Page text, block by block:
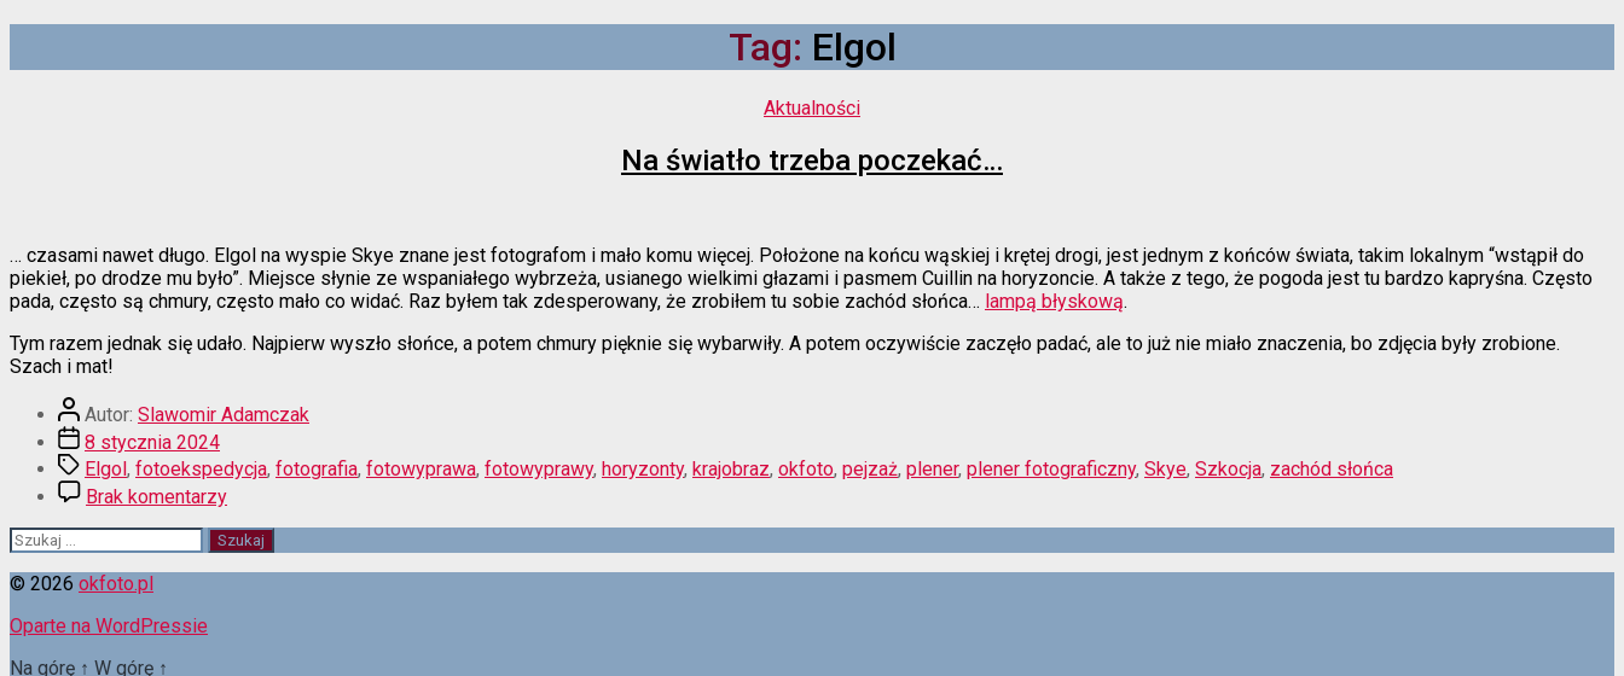
Tag: Elgol
Kategorie
Aktualności
Na światło trzeba poczekać…
… czasami nawet długo. Elgol na wyspie Skye znane jest fotografom i mało komu więcej. Położone na końcu wąskiej i krętej drogi, jest jednym z końców świata, takim lokalnym “wstąpił do
piekieł, po drodze mu było”. Miejsce słynie ze wspaniałego wybrzeża, usianego wielkimi głazami i pasmem Cuillin na horyzoncie. A także z tego, że pogoda jest tu bardzo kapryśna. Często
pada, często są chmury, często mało co widać. Raz byłem tak zdesperowany, że zrobiłem tu sobie zachód słońca… lampą błyskową.
Tym razem jednak się udało. Najpierw wyszło słońce, a potem chmury pięknie się wybarwiły. A potem oczywiście zaczęło padać, ale to już nie miało znaczenia, bo zdjęcia były zrobione.
Szach i mat!
Autor
wpisu
Autor: Slawomir Adamczak
Data
wpisu
8 stycznia 2024
TagiElgol, fotoekspedycja, fotografia, fotowyprawa, fotowyprawy, horyzonty, krajobraz, okfoto, pejzaż, plener, plener fotograficzny, Skye, Szkocja, zachód słońca
Brak komentarzydo
Na
światło
trzeba
Szukaj:
© 2026 okfoto.pl
Oparte na WordPressie
Na górę ↑ W górę ↑